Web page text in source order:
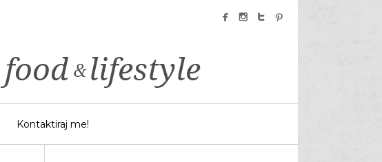
facebook instagram twitter pinterest
Kontaktiraj me!